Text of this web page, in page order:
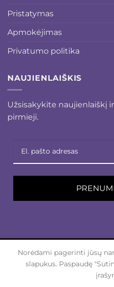
Pristatymas
Apmokėjimas
Privatumo politika
NAUJIENLAIŠKIS
Užsisakykite naujienlaiškį
pirmieji.
Visa
APIE MUS
Norėdami pagerinti jūsų
slapukus. Paspaudę